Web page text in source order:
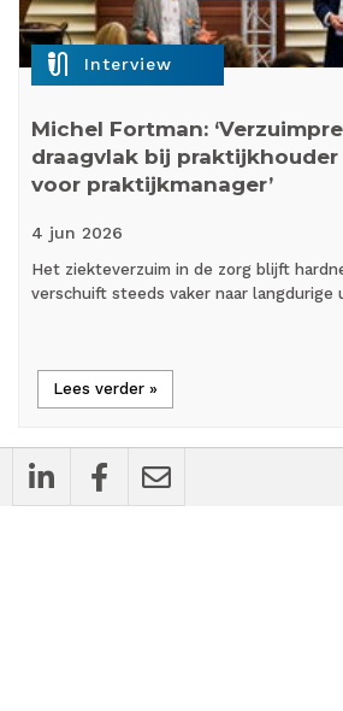
mic_external_on Interview
Michel Fortman:
draagvlak bij
voor praktijkmanager’
4 jun 2026
Het ziekteverzuim in de zorg blijft
verschuift steeds vaker naar langdurige
Lees verder »